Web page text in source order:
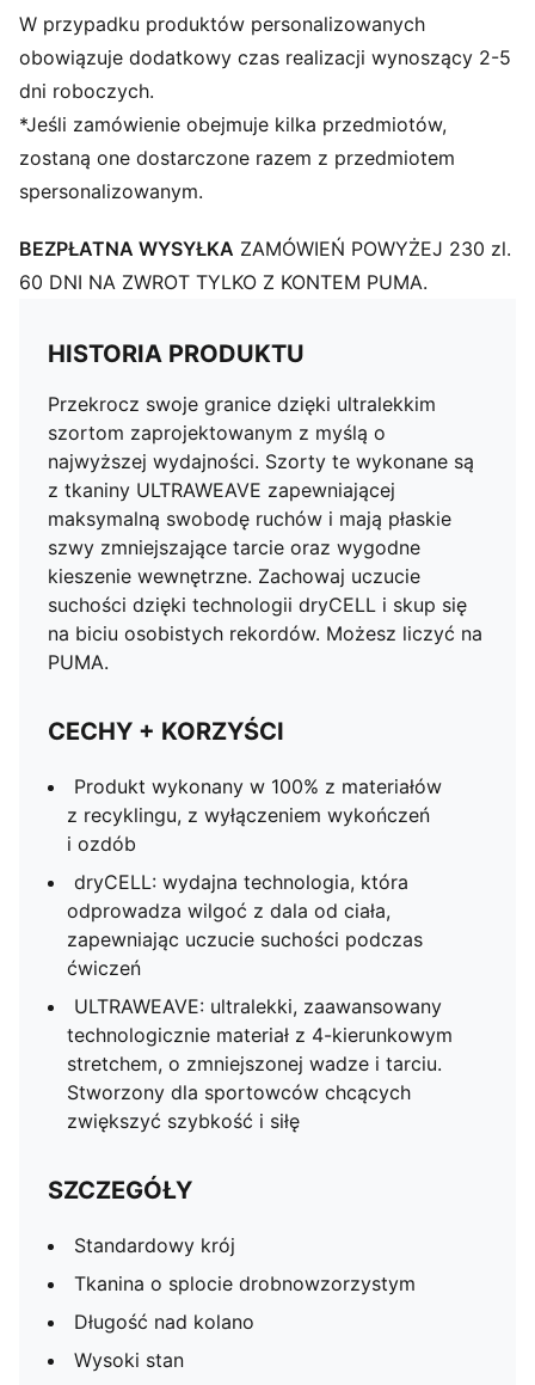
Tkanina o splocie drobnowzorzystym
Długość nad kolano
Wysoki stan
Charakterystyczne detale marki PUMA
W przypadku produktów personalizowanych
obowiązuje dodatkowy czas realizacji wynoszący 2-5
dni roboczych.
*Jeśli zamówienie obejmuje kilka przedmiotów,
zostaną one dostarczone razem z przedmiotem
spersonalizowanym.
BEZPŁATNA WYSYŁKA ZAMÓWIEŃ POWYŻEJ 230 zl.
60 DNI NA ZWROT TYLKO Z KONTEM PUMA.
HISTORIA PRODUKTU
Przekrocz swoje granice dzięki ultralekkim
szortom zaprojektowanym z myślą o
najwyższej wydajności. Szorty te wykonane są
z tkaniny ULTRAWEAVE zapewniającej
maksymalną swobodę ruchów i mają płaskie
szwy zmniejszające tarcie oraz wygodne
kieszenie wewnętrzne. Zachowaj uczucie
suchości dzięki technologii dryCELL i skup się
na biciu osobistych rekordów. Możesz liczyć na
PUMA.
CECHY + KORZYŚCI
Produkt wykonany w 100% z materiałów
z recyklingu, z wyłączeniem wykończeń
i ozdób
dryCELL: wydajna technologia, która
odprowadza wilgoć z dala od ciała,
zapewniając uczucie suchości podczas
ćwiczeń
ULTRAWEAVE: ultralekki, zaawansowany
technologicznie materiał z 4-kierunkowym
stretchem, o zmniejszonej wadze i tarciu.
Stworzony dla sportowców chcących
zwiększyć szybkość i siłę
SZCZEGÓŁY
Standardowy krój
Tkanina o splocie drobnowzorzystym
Długość nad kolano
Wysoki stan